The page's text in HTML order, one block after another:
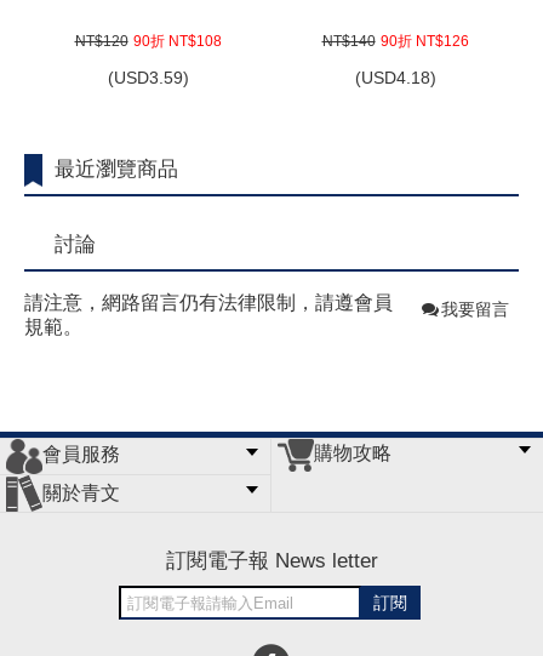
NT$120 90折 NT$108
(USD3.59)
NT$140 90折 NT$126
(USD4.18)
最近瀏覽商品
討論
請注意，網路留言仍有法律限制，請遵會員
規範。
我要留言
會員服務
會員辦法
客服信箱
隱私條款
網站導覽
購物攻略
關於青文
訂閱電子報 News letter
訂閱